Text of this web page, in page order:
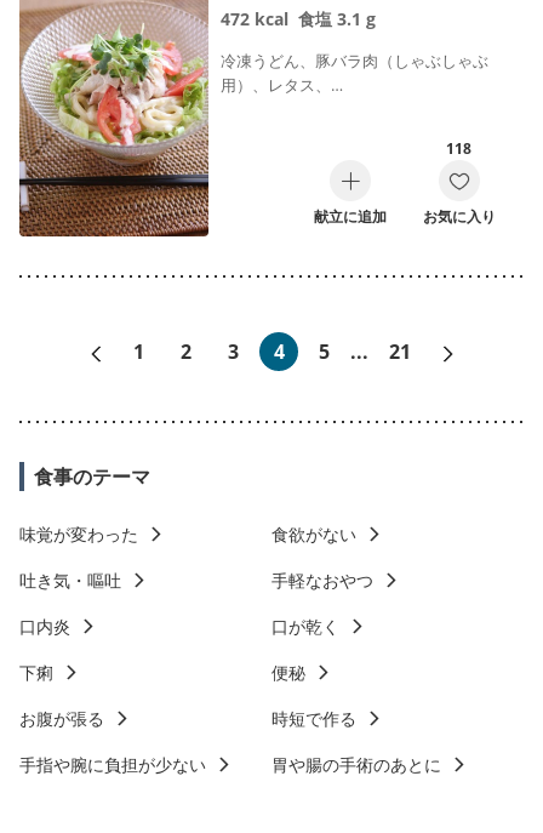
472 kcal 食塩 3.1 g
冷凍うどん、豚バラ肉（しゃぶしゃぶ
用）、レタス、…
献立に追加
118
お気に入り
«前へ
1 2 3 4 5 ... 21
食事のテーマ
味覚が変わった
食欲がない
吐き気・嘔吐
手軽なおやつ
口内炎
口が乾く
下痢
便秘
お腹が張る
時短で作る
手指や腕に負担が少ない
胃や腸の手術のあとに